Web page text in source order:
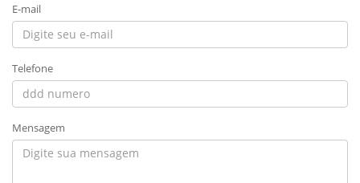
E-mail
Telefone
Mensagem